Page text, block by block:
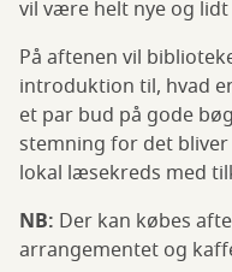
vil være helt nye og
På aftenen vil
introduktion til, hvad
et par bud på gode
stemning for det
lokal læsekreds med
NB: Der kan købes
arrangementet og